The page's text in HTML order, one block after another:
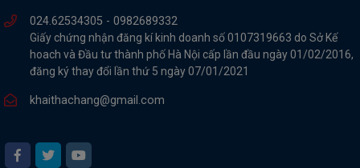
024.62534305 - 0982689332
Giấy chứng nhận đăng kí kinh doanh số 0107319663 do Sở Kế
hoach và Đầu tư thành phố Hà Nội cấp lần đầu ngày 01/02/2016,
đăng ký thay đổi lần thứ 5 ngày 07/01/2021
khaithachang@gmail.com